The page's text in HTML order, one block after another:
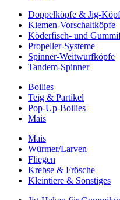
Doppelköpfe & Jig-
Kiemen-Vorschaltköpfe
Köderfisch- und
Propeller-Systeme
Spinner-Weitwurfköpfe
Tandem-Spinner
Boilies
Teig & Partikel
Pop-Up-Boilies
Mais
Mais
Würmer/Larven
Fliegen
Krebse & Frösche
Kleintiere & Sonstiges